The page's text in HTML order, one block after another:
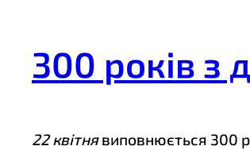
300 років з
22 квітнявиповнюється 300